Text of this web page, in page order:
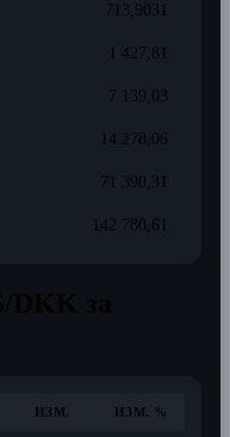
713,9031
1 427,81
7 139,03
14 278,06
71 390,31
142 780,61
ИЗМ. ИЗМ. %